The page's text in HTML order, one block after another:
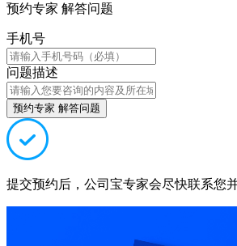
预约专家 解答问题
手机号
问题描述
预约专家 解答问题
提交预约后，公司宝专家会尽快联系您